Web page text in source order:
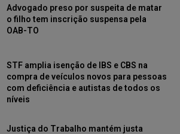
Advogado preso por suspeita de matar
o filho tem inscrição suspensa pela
OAB-TO
STF amplia isenção de IBS e CBS na
compra de veículos novos para pessoas
com deficiência e autistas de todos os
níveis
Justiça do Trabalho mantém justa